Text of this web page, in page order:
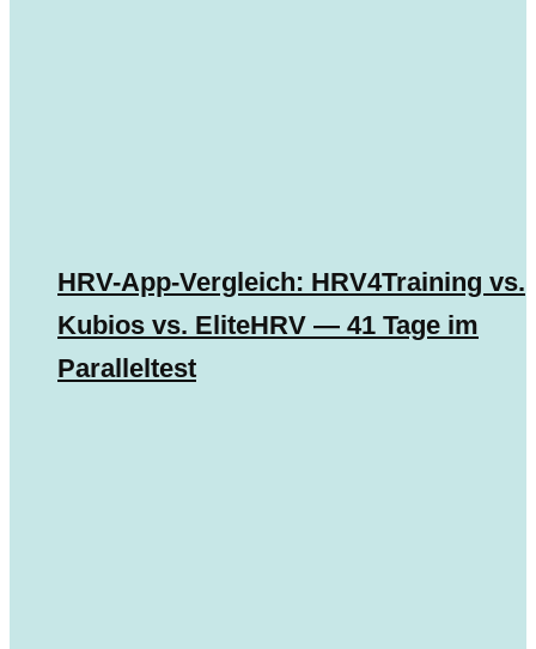
HRV-App-Vergleich: HRV4Training vs.
Kubios vs. EliteHRV — 41 Tage im
Paralleltest